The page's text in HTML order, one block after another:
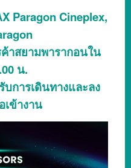
Paragon Cineplex,
าสยามพารากอนใน
น.
บการเดินทางและลง
เข้างาน